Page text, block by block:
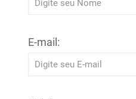
E-mail: